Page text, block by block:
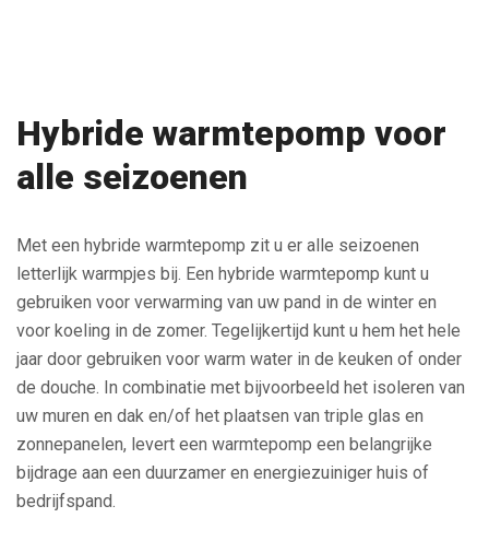
Hybride warmtepomp voor
alle seizoenen
Met een hybride warmtepomp zit u er alle seizoenen
letterlijk warmpjes bij. Een hybride warmtepomp kunt u
gebruiken voor verwarming van uw pand in de winter en
voor koeling in de zomer. Tegelijkertijd kunt u hem het hele
jaar door gebruiken voor warm water in de keuken of onder
de douche. In combinatie met bijvoorbeeld het isoleren van
uw muren en dak en/of het plaatsen van triple glas en
zonnepanelen, levert een warmtepomp een belangrijke
bijdrage aan een duurzamer en energiezuiniger huis of
bedrijfspand.